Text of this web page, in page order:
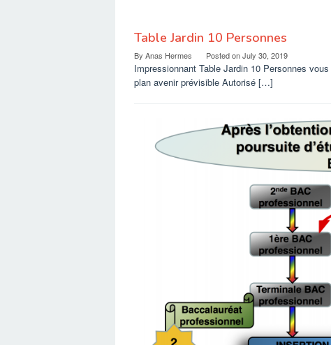
Table Jardin 10 Personnes
By Anas Hermes Posted onJuly 30, 2019
Impressionnant Table Jardin 10 Personnes
plan avenir prévisible Autorisé […]